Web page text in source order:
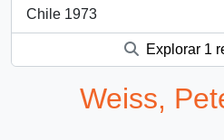
Chile 1973
Explorar 1
Weiss,